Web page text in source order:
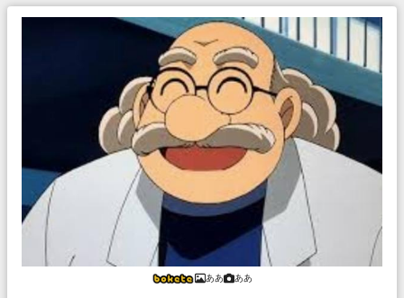
ああ ああ